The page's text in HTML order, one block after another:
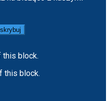
this block.
this block.